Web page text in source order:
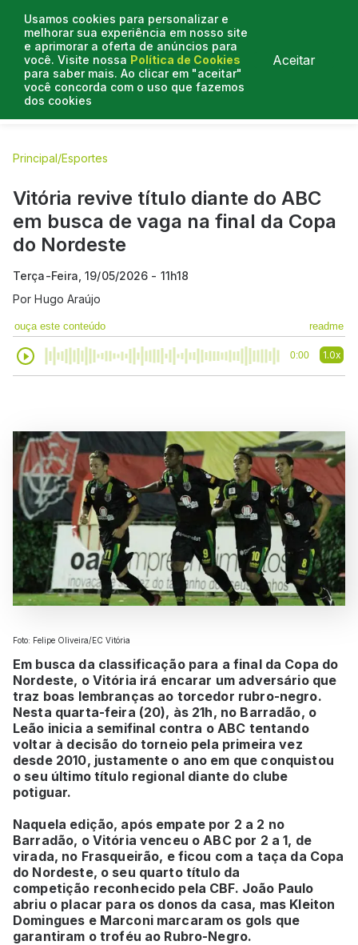
Usamos cookies para personalizar e
melhorar sua experiência em nosso site
e aprimorar a oferta de anúncios para
você. Visite nossa Política de Cookies
para saber mais. Ao clicar em "aceitar"
você concorda com o uso que fazemos
dos cookies
Aceitar
E.C Bahia
Principal/Esportes
Vitória revive título diante do ABC
em busca de vaga na final da Copa
do Nordeste
Terça-Feira, 19/05/2026 - 11h18
PorHugo Araújo
ouça este conteúdo readme
0:00 1.0x
Foto: Felipe Oliveira/EC Vitória
Em busca da classificação para a final da Copa do
Nordeste, o Vitória irá encarar um adversário que
traz boas lembranças ao torcedor rubro-negro.
Nesta quarta-feira (20), às 21h, no Barradão, o
Leão inicia a semifinal contra o ABC tentando
voltar à decisão do torneio pela primeira vez
desde 2010, justamente o ano em que conquistou
o seu último título regional diante do clube
potiguar.
Naquela edição, após empate por 2 a 2 no
Barradão, o Vitória venceu o ABC por 2 a 1, de
virada, no Frasqueirão, e ficou com a taça da Copa
do Nordeste, o seu quarto título da
competição reconhecido pela CBF. João Paulo
abriu o placar para os donos da casa, mas Kleiton
Domingues e Marconi marcaram os gols que
garantiram o troféu ao Rubro-Negro.